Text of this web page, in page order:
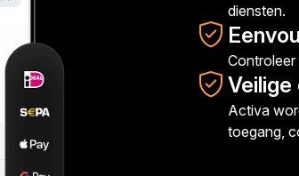
diensten.
Activa
toegang,